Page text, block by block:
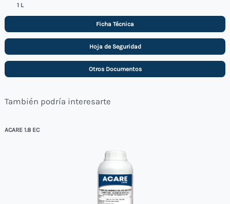
1 L
Ficha Técnica
Hoja de Seguridad
Otros Documentos
También podría interesarte
ACARE 1.8 EC